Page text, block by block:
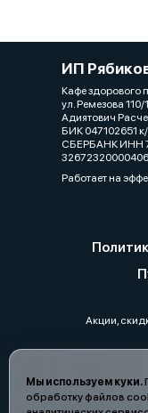
Мы используем куки.
обработку файлов
ИП
Кафе здорового
ул. Ремезова
Адиятович
БИК 047102651
СБЕРБАНК ИНН
Работает на
Акции,